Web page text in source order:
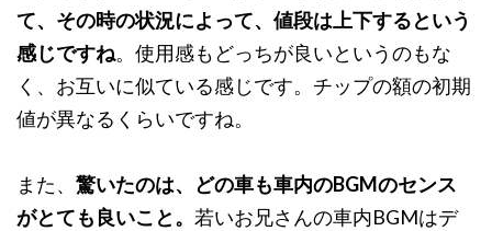
て、その時の状況によって、値段は上下するという
感じですね。使用感もどっちが良いというのもな
く、お互いに似ている感じです。チップの額の初期
値が異なるくらいですね。
また、 驚いたのは、どの車も車内のBGMのセンス
がとても良いこと。 若いお兄さんの車内BGMはデ